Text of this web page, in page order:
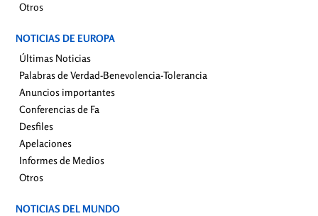
Otros
NOTICIAS DE EUROPA
Últimas Noticias
Palabras de Verdad-Benevolencia-Tolerancia
Anuncios importantes
Conferencias de Fa
Desfiles
Apelaciones
Informes de Medios
Otros
NOTICIAS DEL MUNDO